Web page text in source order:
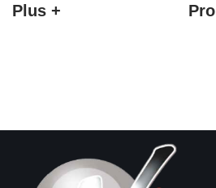
Plus +
Pro